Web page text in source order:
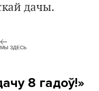
дачы.
МЫ ЗДЕСЬ
8 гадоў!»